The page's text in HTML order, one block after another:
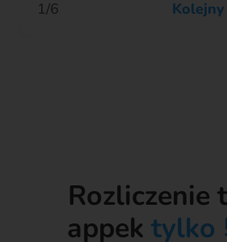
1/6
Rozliczenie
appek tylko